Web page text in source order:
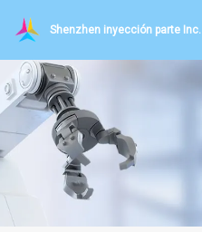
Shenzhen inyección parte Inc.